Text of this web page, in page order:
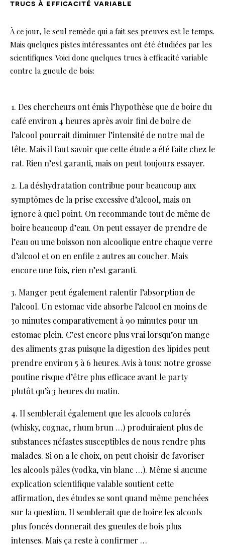
trucs à efficacité variable
À ce jour, le seul remède qui a fait ses preuves est le temps.
Mais quelques pistes intéressantes ont été étudiées par les
scientifiques. Voici donc quelques trucs à efficacité variable
contre la gueule de bois:
Des chercheurs ont émis l’hypothèse que de boire du
café environ 4 heures après avoir fini de boire de
l’alcool pourrait diminuer l’intensité de notre mal de
tête. Mais il faut savoir que cette étude a été faite chez le
rat. Rien n’est garanti, mais on peut toujours essayer.
La déshydratation contribue pour beaucoup aux
symptômes de la prise excessive d’alcool, mais on
ignore à quel point. On recommande tout de même de
boire beaucoup d’eau. On peut essayer de prendre de
l’eau ou une boisson non alcoolique entre chaque verre
d’alcool et on en enfile 2 autres au coucher. Mais
encore une fois, rien n’est garanti.
Manger peut également ralentir l’absorption de
l’alcool. Un estomac vide absorbe l’alcool en moins de
30 minutes comparativement à 90 minutes pour un
estomac plein. C’est encore plus vrai lorsqu’on mange
des aliments gras puisque la digestion des lipides peut
prendre environ 5 à 6 heures. Avis à tous: notre grosse
poutine risque d’être plus efficace avant le party
plutôt qu’à 3 heures du matin.
Il semblerait également que les alcools colorés
(whisky, cognac, rhum brun …) produiraient plus de
substances néfastes susceptibles de nous rendre plus
malades. Si on a le choix, on peut choisir de favoriser
les alcools pâles (vodka, vin blanc …). Même si aucune
explication scientifique valable soutient cette
affirmation, des études se sont quand même penchées
sur la question. Il semblerait que de boire les alcools
plus foncés donnerait des gueules de bois plus
intenses. Mais ça reste à confirmer …